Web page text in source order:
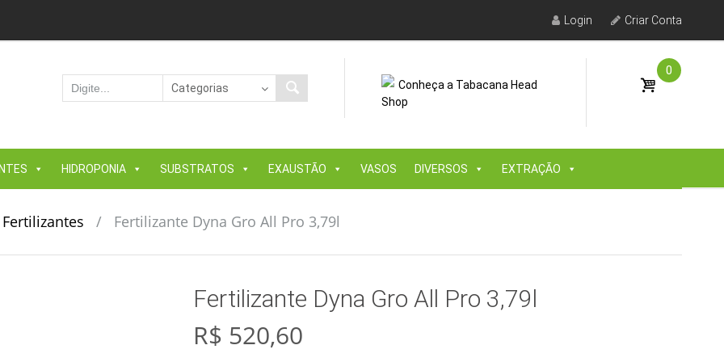
Login Criar Conta
Conheça a Tabacana Head
Shop
0
HIDROPONIA SUBSTRATOS EXAUSTÃO VASOS DIVERSOS EXTRAÇÃO
/ Fertilizante Dyna Gro All Pro 3,79l
Fertilizante Dyna Gro All Pro 3,79l
R$ 520,60